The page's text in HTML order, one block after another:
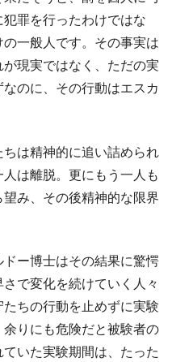
罪を行ったわけではな
一般人です。その事実は
現実ではなく、ただの実
のに、その行動はエスカ
は精神的に追い詰められ
は離脱。更にもう一人も
み、その後精神的な限界
ー博士はその結果に驚愕
で変化を続けていく人々
ちの行動を止めずに実験
りにも危険だと被験者の
いた実験期間は、たった